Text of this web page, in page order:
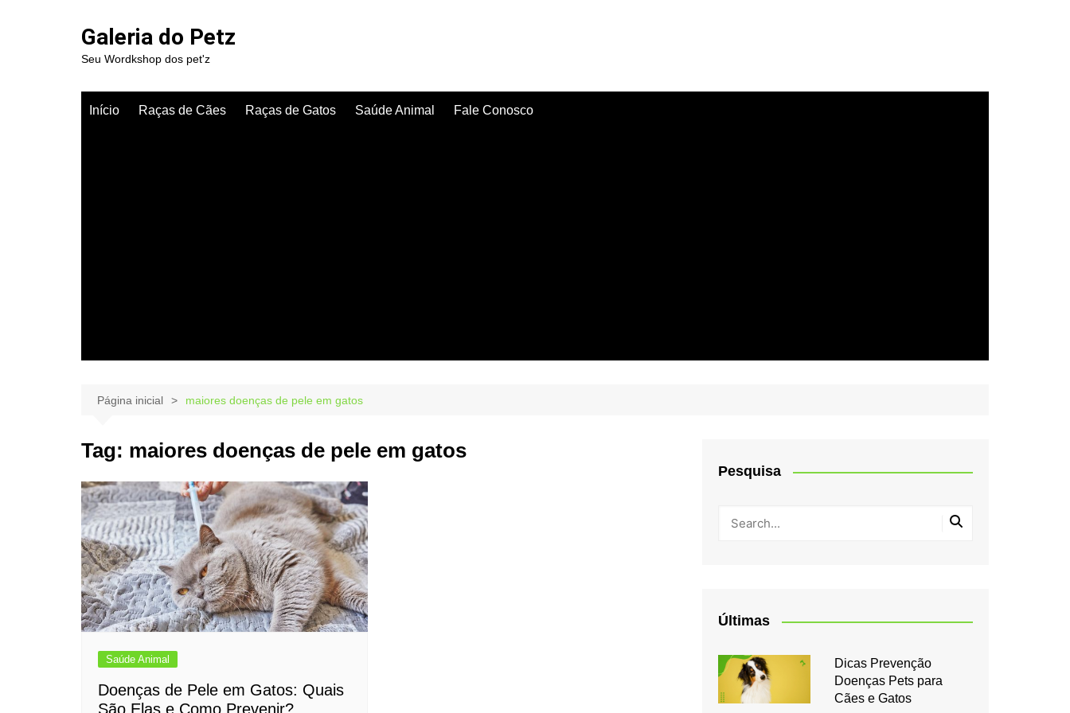
Galeria do Petz
Seu Wordkshop dos pet'z
Início Raças de Cães Raças de Gatos Saúde Animal Fale Conosco
Página inicial maiores doenças de pele em gatos
Tag: maiores doenças de pele em gatos
Saúde Animal
Doenças de Pele em Gatos: Quais
São Elas e Como Prevenir?
Pesquisa
Últimas
Dicas Prevenção
Doenças Pets para
Cães e Gatos